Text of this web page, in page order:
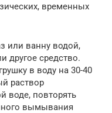
временных
или ванну водой,
другое средство.
в воду на 30-40
раствор
воде, повторять
вымывания